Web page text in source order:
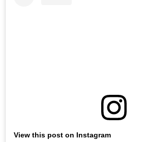
View this post on Instagram